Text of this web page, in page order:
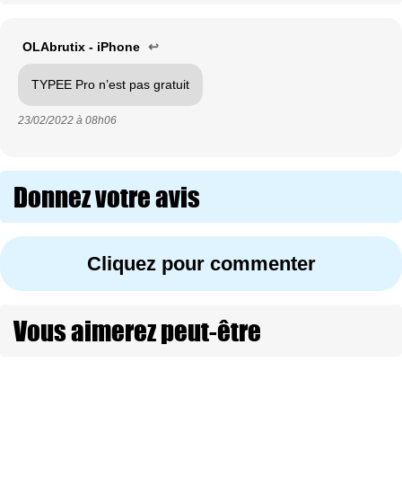
OLAbrutix - iPhone ↩
TYPEE Pro n’est pas gratuit
23/02/2022 à 08h06
Donnez votre avis
Cliquez pour commenter
Vous aimerez peut-être